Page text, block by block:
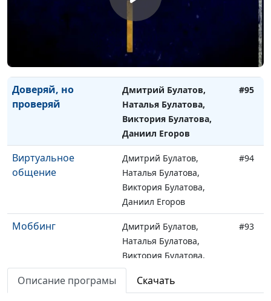
Закаменных, Егор Суслов
Дмитрий Булатов, Елена
Солдатова, Милена
Закаменных, Егор Суслов
Доверяй, но
проверяй
Дмитрий Булатов,
Наталья Булатова,
Виктория Булатова,
Даниил Егоров
#95
Виртуальное
общение
Дмитрий Булатов,
Наталья Булатова,
Виктория Булатова,
Даниил Егоров
#94
Моббинг
Дмитрий Булатов,
Наталья Булатова,
Виктория Булатова,
Даниил Егоров
#93
Дмитрий Булатов,
#92
Описание програмы Скачать